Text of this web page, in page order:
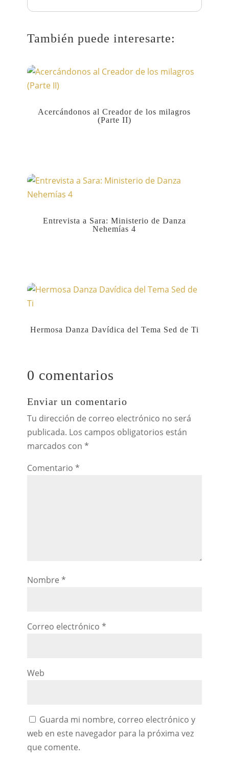
También puede interesarte:
Acercándonos al Creador de los milagros
(Parte II)
Entrevista a Sara: Ministerio de Danza
Nehemías 4
Hermosa Danza Davídica del Tema Sed de Ti
0 comentarios
Enviar un comentario
Tu dirección de correo electrónico no será
publicada. Los campos obligatorios están
marcados con *
Comentario *
Nombre *
Correo electrónico *
Web
Guarda mi nombre, correo electrónico y
web en este navegador para la próxima vez
que comente.